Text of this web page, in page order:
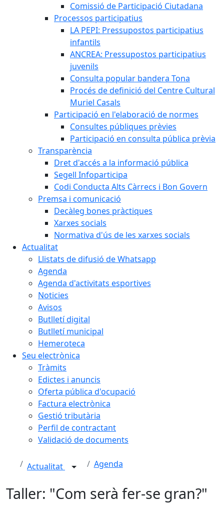
Comissió de Participació Ciutadana
Processos participatius
LA PEPI: Pressupostos participatius
infantils
ANCREA: Pressupostos participatius
juvenils
Consulta popular bandera Tona
Procés de definició del Centre Cultural
Muriel Casals
Participació en l'elaboració de normes
Consultes públiques prèvies
Participació en consulta pública prèvia
Transparència
Dret d'accés a la informació pública
Segell Infoparticipa
Codi Conducta Alts Càrrecs i Bon Govern
Premsa i comunicació
Decàleg bones pràctiques
Xarxes socials
Normativa d'ús de les xarxes socials
Actualitat
Llistats de difusió de Whatsapp
Agenda
Agenda d'activitats esportives
Noticies
Avisos
Butlletí digital
Butlletí municipal
Hemeroteca
Seu electrònica
Tràmits
Edictes i anuncis
Oferta pública d'ocupació
Factura electrònica
Gestió tributària
Perfil de contractant
Validació de documents
Actualitat Agenda
Taller: "Com serà fer-se gran?"